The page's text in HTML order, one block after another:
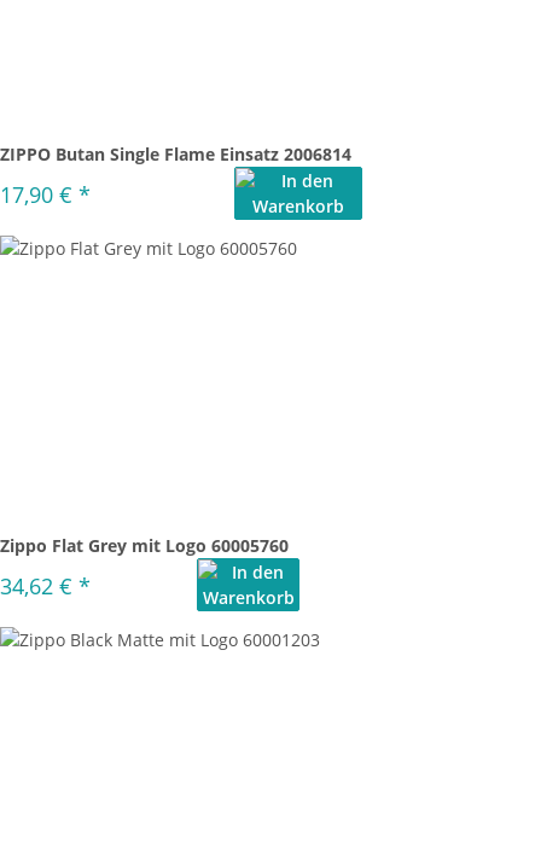
ZIPPO Butan Single Flame Einsatz 2006814
17,90 € *
Zippo Flat Grey mit Logo 60005760
34,62 € *